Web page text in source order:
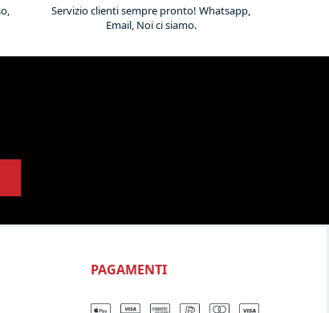
Servizio clienti sempre pronto! Whatsapp,
Email, Noi ci siamo.
PAGAMENTI